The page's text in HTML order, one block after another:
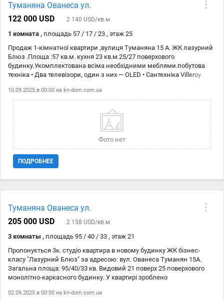
шлагбаум. Підземний і гостьовий паркінги гарантують зручне
місце для авто. Поруч є все необхідне: супермаркет Новус,
мальовнича Русанівська набережна. А головне всього за 7 хвилин
пішки знаходиться метро Лівобережна, що дозволяє легко
дістатися до будь-якої точки міста.
Туманяна Ованеса ул.
122 000 USD
2 140 USD/кв.м
1 комната , площадь 57 / 17 / 23 , этаж 25
Продаж 1-кімнатної квартири ,вулиця Туманяна 15 А. ЖК лазурний
Блюз .Площа :57 кв.м. кухня 23 кв.м.25/27 поверхового
будинку.Укомплектована всіма необхідними меблями.побутова
техніка • Два телевізори, один з них — OLED • Сантехніка Villeroy
Простора комора на поверсі для зберігання особистих речей •
Можливість оренди великого паркомісця Житловий комплекс: •
Власна котельня та трансформатор • Охайний під’їзд, постійна
охорона, консьєрж • Дитячий садок і школа в сусідньому
житловому комплексі • Поруч великий супермаркет NOVUS • До
станції метро «Лівобережна» — 10 хвилин пішки.Вид обєкта:
Вторинний ринок;Тип будинку: Житловий фонд 2011-2020-р;Код №
21146979
10.09.2025 в 00:00 на kn-dom.com.ua
Фото нет
ПОДРОБНЕЕ
Туманяна Ованеса ул.
205 000 USD
2 158 USD/кв.м
3 комнаты , площадь 95 / 40 / 33 , этаж 21
Пропонується 3к. студіо квартира в новому будинку ЖК бізнес-
класу "Лазурний Блюз" за адресою: вул. Ованеса Туманян 15А.
Загальна площа: 95/40/33 кв. Видовий 21 поверх 25 поверхового
монолітно-каркасного будинку. У квартирі зроблено
укомплектована необхідними меблями та побутовою технікою від
02.09.2025 в 00:00 на kn-dom.com.ua